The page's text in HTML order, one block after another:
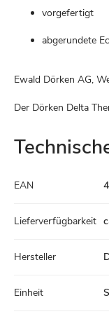
vorgefertigt
abgerundete
Ewald Dörken AG,
Der Dörken Delta
Daten
EAN
Lieferverfügbarkeit
Hersteller
Einheit